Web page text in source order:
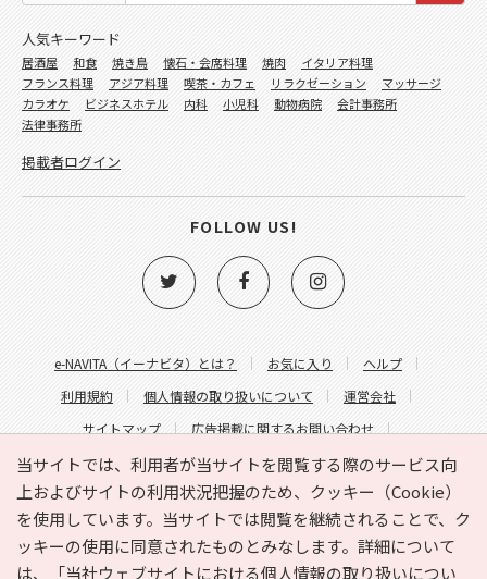
当サイトでは、利用者が当サイトを閲覧する際のサービス向
上およびサイトの利用状況把握のため、クッキー（Cookie）
を使用しています。当サイトでは閲覧を継続されることで、ク
ッキーの使用に同意されたものとみなします。詳細について
は、
「当社ウェブサイトにおける個人情報の取り扱いについ
e-NAVITA（イーナビタ）とは？ お気に入り
ヘルプ
利用規約
個人情報の取り扱いについて
運営会社
サイトマップ
広告掲載に関するお問い合わせ
サイトの内容に関するお問い合わせ
人気キーワード
居酒屋 和食 焼き鳥 懐石・会席料理 焼肉
イタリア料理
フランス料理
アジア料理 喫茶・カフェ リラクゼーション
マッサージ
カラオケ
ビジネスホテル 内科 小児科 動物病院
会計事務所
法律事務所
掲載者ログイン
FOLLOW US!